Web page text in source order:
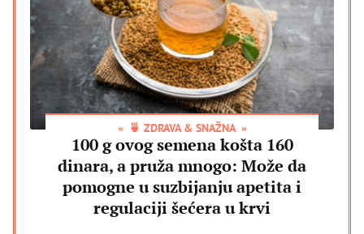
🍵 ZDRAVA & SNAŽNA
100 g ovog semena košta 160
dinara, a pruža mnogo: Može da
pomogne u suzbijanju apetita i
regulaciji šećera u krvi